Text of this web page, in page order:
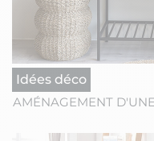
Idées déco
AMÉNAGEMENT